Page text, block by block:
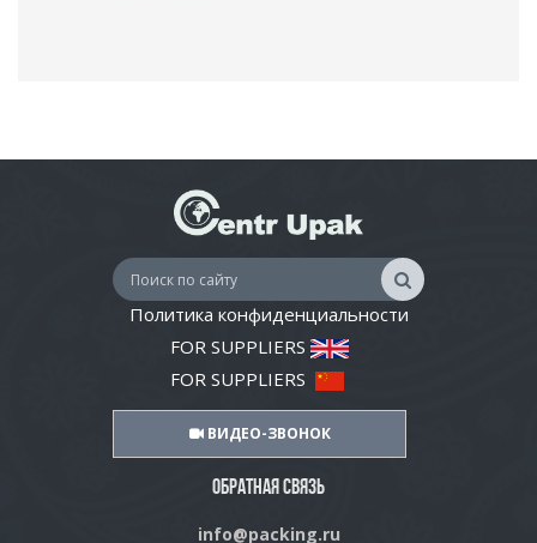
Политика конфиденциальности
FOR SUPPLIERS
FOR SUPPLIERS
ВИДЕО-ЗВОНОК
ОБРАТНАЯ СВЯЗЬ
info@packing.ru